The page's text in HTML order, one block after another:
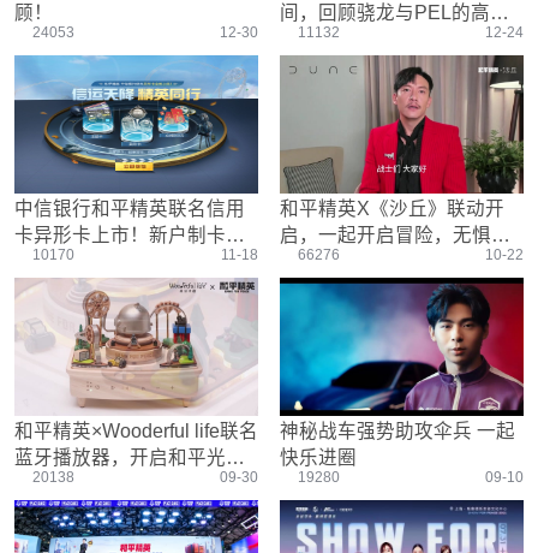
晚玉
野点发育
载具解析
游戏设置
精英测评师
精英操作篇
主播搞笑篇
欢乐时刻
盒平老中医
防弹铁头团
战队选手
赛事回放
精彩集锦
顾！
24053 12-30
间，回顾骁龙与PEL的高光
时刻！
11132 12-24
中信银行和平精英联名信用
卡异形卡上市！新户制卡费
限时立减600yuan！
10170 11-18
和平精英X《沙丘》联动开
启，一起开启冒险，无惧未
来！
66276 10-22
和平精英×Wooderful life联名
蓝牙播放器，开启和平光影
工厂的奇妙冒险
20138 09-30
神秘战车强势助攻伞兵 一起
快乐进圈
19280 09-10